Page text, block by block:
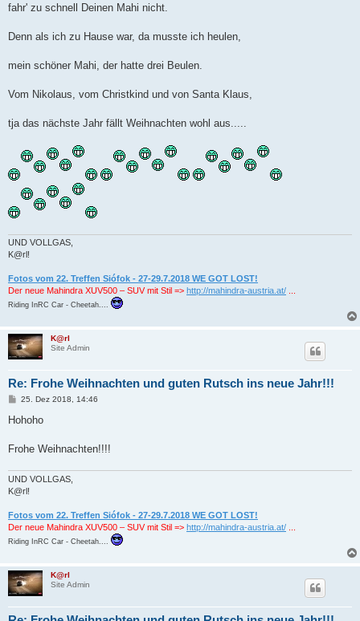
fahr' zu schnell Deinen Mahi nicht.
Denn als ich zu Hause war, da musste ich heulen,
mein schöner Mahi, der hatte drei Beulen.
Vom Nikolaus, vom Christkind und von Santa Klaus,
tja das nächste Jahr fällt Weihnachten wohl aus.....
UND VOLLGAS,
K@rl!
Fotos vom 22. Treffen Siófok - 27-29.7.2018 WE GOT LOST!
Der neue Mahindra XUV500 – SUV mit Stil => http://mahindra-austria.at/
Riding InRC Car - Cheetah....
K@rl
Site Admin
Re: Frohe Weihnachten und guten Rutsch ins neue Jahr!!!
B
i
a
25. Dez 2018, 14:46
Hohoho
Frohe Weihnachten!!!!
UND VOLLGAS,
K@rl!
Fotos vom 22. Treffen Siófok - 27-29.7.2018 WE GOT LOST!
Der neue Mahindra XUV500 – SUV mit Stil => http://mahindra-austria.at/
Riding InRC Car - Cheetah....
K@rl
Site Admin